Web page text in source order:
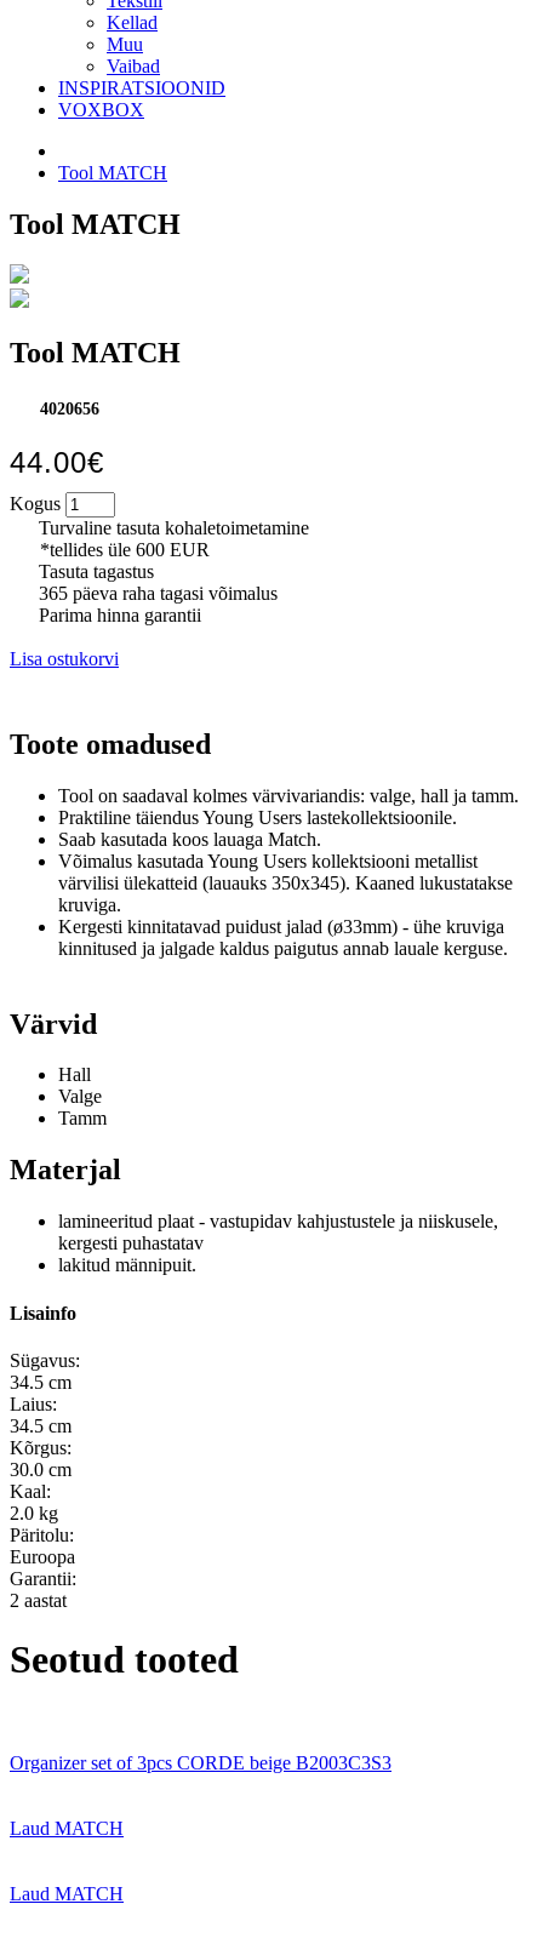
Kellad
Muu
Vaibad
INSPIRATSIOONID
VOXBOX
Tool MATCH
Tool MATCH
Tool MATCH
4020656
44.00€
Kogus
Turvaline tasuta kohaletoimetamine
*tellides üle 600 EUR
Tasuta tagastus
365 päeva raha tagasi võimalus
Parima hinna garantii
Lisa ostukorvi
Toote omadused
Tool on saadaval kolmes värvivariandis: valge, hall ja tamm.
Praktiline täiendus Young Users lastekollektsioonile.
Saab kasutada koos lauaga Match.
Võimalus kasutada Young Users kollektsiooni metallist
värvilisi ülekatteid (lauauks 350x345). Kaaned lukustatakse
kruviga.
Kergesti kinnitatavad puidust jalad (ø33mm) - ühe kruviga
kinnitused ja jalgade kaldus paigutus annab lauale kerguse.
Värvid
Hall
Valge
Tamm
Materjal
lamineeritud plaat - vastupidav kahjustustele ja niiskusele,
kergesti puhastatav
lakitud männipuit.
Lisainfo
Sügavus:
34.5 cm
Laius:
34.5 cm
Kõrgus:
30.0 cm
Kaal:
2.0 kg
Päritolu:
Euroopa
Garantii:
2 aastat
Seotud tooted
Organizer set of 3pcs CORDE beige B2003C3S3
Laud MATCH
Laud MATCH